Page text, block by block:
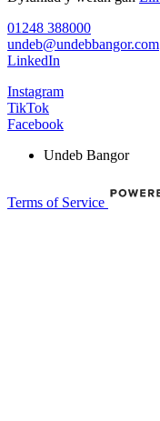
01248 388000
undeb@undebbangor.com
LinkedIn
Instagram
TikTok
Facebook
Undeb Bangor
Terms of Service